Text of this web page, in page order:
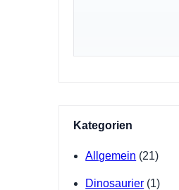
Kategorien
Allgemein (21)
Dinosaurier (1)